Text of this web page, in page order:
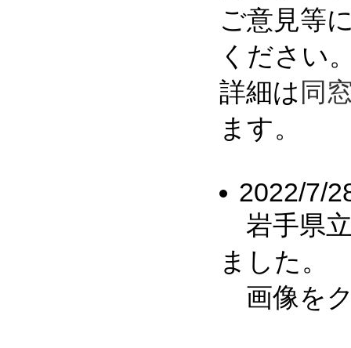
ご意見等
ください
詳細は 同
ます。
2022/7/
岩手県
ました。
画像を